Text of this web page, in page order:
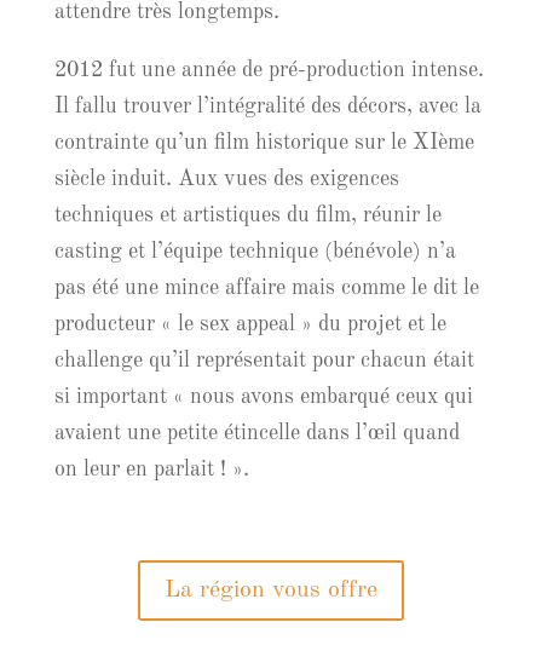
attendre très longtemps.
2012 fut une année de pré-production intense.
Il fallu trouver l’intégralité des décors, avec la
contrainte qu’un film historique sur le XIème
siècle induit. Aux vues des exigences
techniques et artistiques du film, réunir le
casting et l’équipe technique (bénévole) n’a
pas été une mince affaire mais comme le dit le
producteur « le sex appeal » du projet et le
challenge qu’il représentait pour chacun était
si important « nous avons embarqué ceux qui
avaient une petite étincelle dans l’œil quand
on leur en parlait ! ».
La région vous offre